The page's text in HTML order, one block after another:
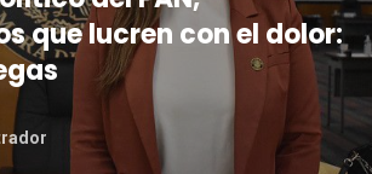
que lucren con el dolor: